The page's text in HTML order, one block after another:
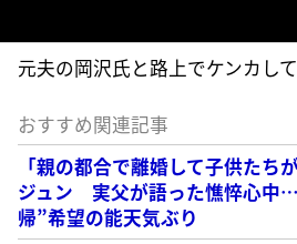
元夫の岡沢氏と路上でケンカし
おすすめ関連記事
「親の都合で離婚して子供たち
ジュン 実父が語った憔悴心中
帰”希望の能天気ぶり